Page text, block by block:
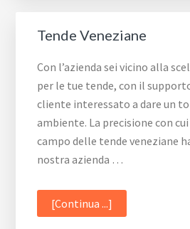
Tende Veneziane
Con l’azienda sei vicino alla
per le tue tende, con il
cliente interessato a dare un
ambiente. La precisione con
campo delle tende veneziane
nostra azienda …
[Continua ...]
Veneziane